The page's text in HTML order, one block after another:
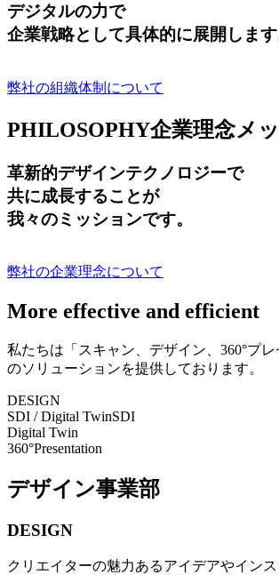
デジタルの力で
企業戦略として具体的に展開します
弊社の組織体制について
PHILOSOPHY企業理念メ
革新的デザインテクノロジーで
共に成長することが
我々のミッションです。
弊社の企業理念について
More effective and efficient
私たちは「スキャン、デザイン、360°プレ
のソリューションを提供しております。
DESIGN
SDI / Digital TwinSDI
Digital Twin
360°Presentation
デザイン事業部
DESIGN
クリエイターの魅力あるアイデアやイン